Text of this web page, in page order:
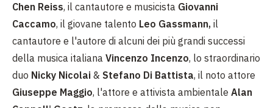
Chen Reiss, il cantautore e musicista Giovanni
Caccamo, il giovane talento Leo Gassmann, il
cantautore e l'autore di alcuni dei più grandi successi
della musica italiana Vincenzo Incenzo, lo straordinario
duo Nicky Nicolai & Stefano Di Battista, il noto attore
Giuseppe Maggio, l'attore e attivista ambientale Alan